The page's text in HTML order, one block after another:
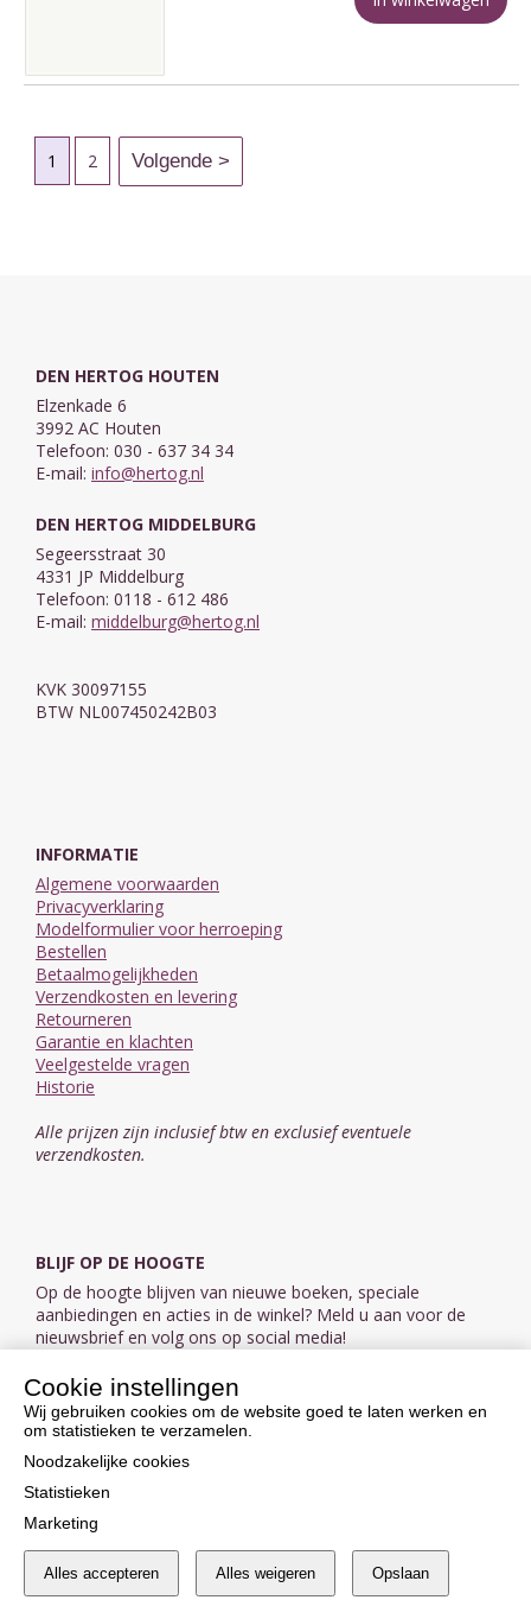
1 2
DEN HERTOG HOUTEN
Elzenkade 6
3992 AC Houten
Telefoon: 030 - 637 34 34
E-mail: info@hertog.nl
DEN HERTOG MIDDELBURG
Segeersstraat 30
4331 JP Middelburg
Telefoon: 0118 - 612 486
E-mail: middelburg@hertog.nl
KVK 30097155
BTW NL007450242B03
INFORMATIE
Algemene voorwaarden
Privacyverklaring
Modelformulier voor herroeping
Bestellen
Betaalmogelijkheden
Verzendkosten en levering
Retourneren
Garantie en klachten
Veelgestelde vragen
Historie
Alle prijzen zijn inclusief btw en exclusief eventuele
verzendkosten.
BLIJF OP DE HOOGTE
Op de hoogte blijven van nieuwe boeken, speciale
aanbiedingen en acties in de winkel? Meld u aan voor de
nieuwsbrief en volg ons op social media!
Aanmelden nieuwsbrief
VOLG ONS OP SOCIAL MEDIA
Cookie instellingen
Cookie instellingen
Wij gebruiken cookies om de website goed te laten werken en
om statistieken te verzamelen.
Noodzakelijke cookies
Statistieken
Marketing
Alles accepteren Alles weigeren Opslaan